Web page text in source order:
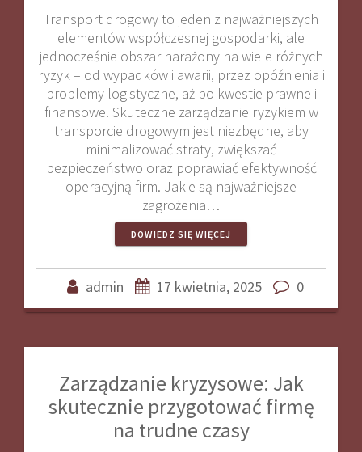
Transport drogowy to jeden z najważniejszych
elementów współczesnej gospodarki, ale
jednocześnie obszar narażony na wiele różnych
ryzyk – od wypadków i awarii, przez opóźnienia i
problemy logistyczne, aż po kwestie prawne i
finansowe. Skuteczne zarządzanie ryzykiem w
transporcie drogowym jest niezbędne, aby
minimalizować straty, zwiększać
bezpieczeństwo oraz poprawiać efektywność
operacyjną firm. Jakie są najważniejsze
zagrożenia…
DOWIEDZ SIĘ WIĘCEJ
admin 17 kwietnia, 2025 0
Zarządzanie kryzysowe: Jak
skutecznie przygotować firmę
na trudne czasy